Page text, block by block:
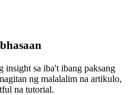
insight sa iba't ibang paksang
ng malalalim na artikulo,
na tutorial.